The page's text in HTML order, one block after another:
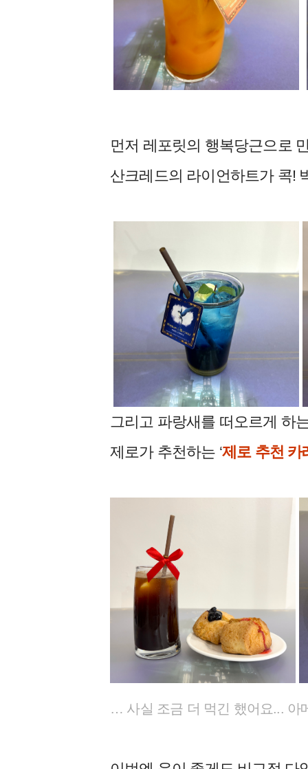
먼저 레포릿의 행복당근으로
산크레드의 라이언하트가 콕!
그리고 파랑새를 떠오르게 하는
제로가 추천하는 ‘제로 추천 카
… 사실 조금 더 먹긴 했어요...